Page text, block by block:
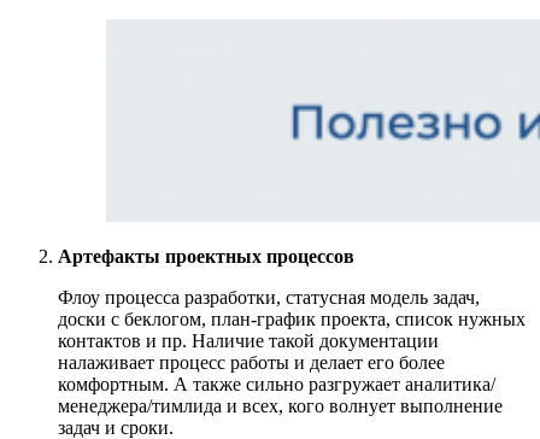
Артефакты проектных процессов
Флоу процесса разработки, статусная модель задач,
доски с беклогом, план-график проекта, список нужных
контактов и пр. Наличие такой документации
налаживает процесс работы и делает его более
комфортным. А также сильно разгружает аналитика/
менеджера/тимлида и всех, кого волнует выполнение
задач и сроки.